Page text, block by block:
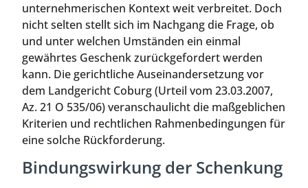
unternehmerischen Kontext weit verbreitet. Doch
nicht selten stellt sich im Nachgang die Frage, ob
und unter welchen Umständen ein einmal
gewährtes Geschenk zurückgefordert werden
kann. Die gerichtliche Auseinandersetzung vor
dem Landgericht Coburg (Urteil vom 23.03.2007,
Az. 21 O 535/06) veranschaulicht die maßgeblichen
Kriterien und rechtlichen Rahmenbedingungen für
eine solche Rückforderung.
Bindungswirkung der Schenkung